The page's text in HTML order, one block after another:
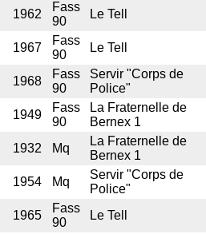
1962
Fass
90
Le Tell
1967
Fass
90
Le Tell
1968
Fass
90
Servir "Corps de
Police"
1949
Fass
90
La Fraternelle de
Bernex 1
1932 Mq
La Fraternelle de
Bernex 1
1954 Mq
Servir "Corps de
Police"
1965
Fass
90
Le Tell